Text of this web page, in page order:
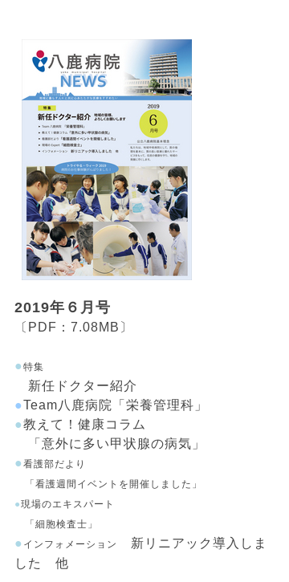
2019年６月号
〔PDF：7.08MB〕
● 特集
新任ドクター紹介
●Team八鹿病院「栄養管理科」
●教えて！健康コラム
「意外に多い甲状腺の病気」
● 看護部だより
「看護週間イベントを開催しました」
●現場のエキスパート
「細胞検査士」
● インフォメーション
新リニアック導入しま
した 他